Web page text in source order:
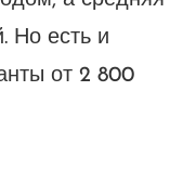
Но есть и
от 2 800